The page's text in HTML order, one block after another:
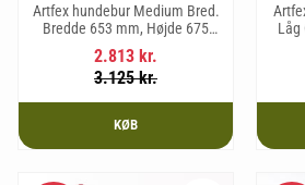
Artfex hundebur Medium Bred.
Bredde 653 mm, Højde 675
mm, Dybde 830 mm og vægt
19,7 kg.
2.813 kr.
3.125kr.
KØB
Låg